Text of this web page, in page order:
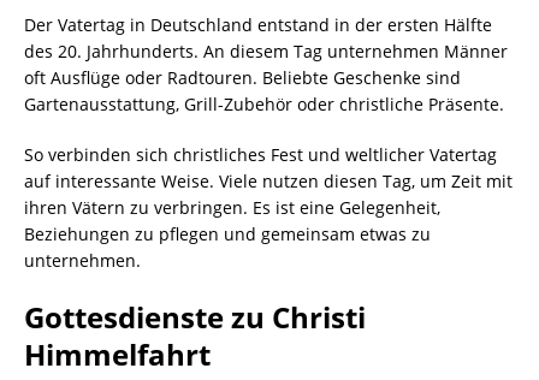
Der Vatertag in Deutschland entstand in der ersten Hälfte
des 20. Jahrhunderts. An diesem Tag unternehmen Männer
oft Ausflüge oder Radtouren. Beliebte Geschenke sind
Gartenausstattung, Grill-Zubehör oder christliche Präsente.
So verbinden sich christliches Fest und weltlicher Vatertag
auf interessante Weise. Viele nutzen diesen Tag, um Zeit mit
ihren Vätern zu verbringen. Es ist eine Gelegenheit,
Beziehungen zu pflegen und gemeinsam etwas zu
unternehmen.
Gottesdienste zu Christi
Himmelfahrt